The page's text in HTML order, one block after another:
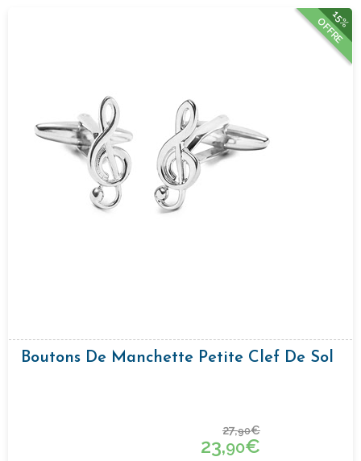
15%
OFFRE
Boutons De Manchette Petite Clef De Sol
27,90€
23,90€